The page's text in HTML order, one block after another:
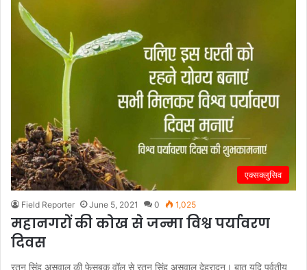
एक्सक्लुसिव
Field Reporter June 5, 2021 0 1,025
महानगरों की कोख से जन्मा विश्व पर्यावरण
दिवस
रतन सिंह असवाल की फेसबुक वॉल से रतन सिंह असवाल देहरादून। बात यदि पर्वतीय